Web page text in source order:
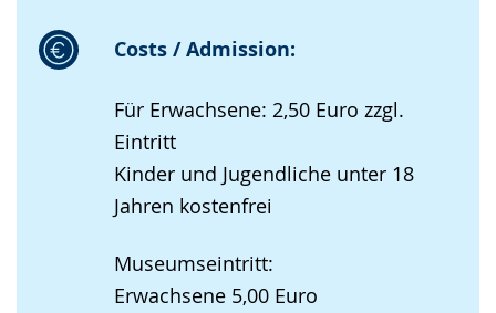
Costs / Admission:
Für Erwachsene: 2,50 Euro zzgl.
Eintritt
Kinder und Jugendliche unter 18
Jahren kostenfrei
Museumseintritt:
Erwachsene 5,00 Euro